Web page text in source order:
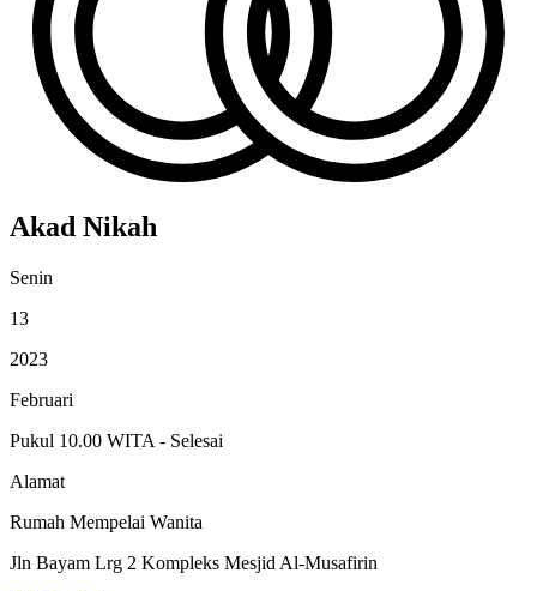
Akad Nikah
Senin
13
2023
Februari
Pukul 10.00 WITA - Selesai
Alamat
Rumah Mempelai Wanita
Jln Bayam Lrg 2 Kompleks Mesjid Al-Musafirin